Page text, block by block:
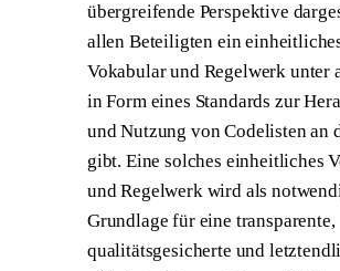
übergreifende Perspektive
allen Beteiligten ein
Vokabular und Regelwerk unter
in Form eines Standards zur
und Nutzung von Codelisten an
gibt. Eine solches einheitliches
und Regelwerk wird als
Grundlage für eine transparente,
qualitätsgesicherte und